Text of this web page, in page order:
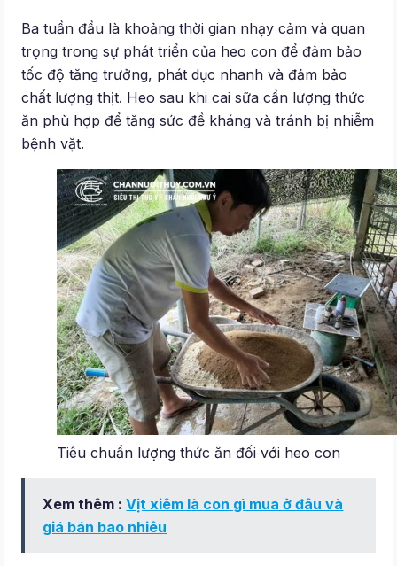
Ba tuần đầu là khoảng thời gian nhạy cảm và quan
trọng trong sự phát triển của heo con để đảm bảo
tốc độ tăng trưởng, phát dục nhanh và đảm bảo
chất lượng thịt. Heo sau khi cai sữa cần lượng thức
ăn phù hợp để tăng sức đề kháng và tránh bị nhiễm
bệnh vặt.
Tiêu chuẩn lượng thức ăn đối với heo con
Xem thêm :Vịt xiêm là con gì mua ở đâu và
giá bán bao nhiêu